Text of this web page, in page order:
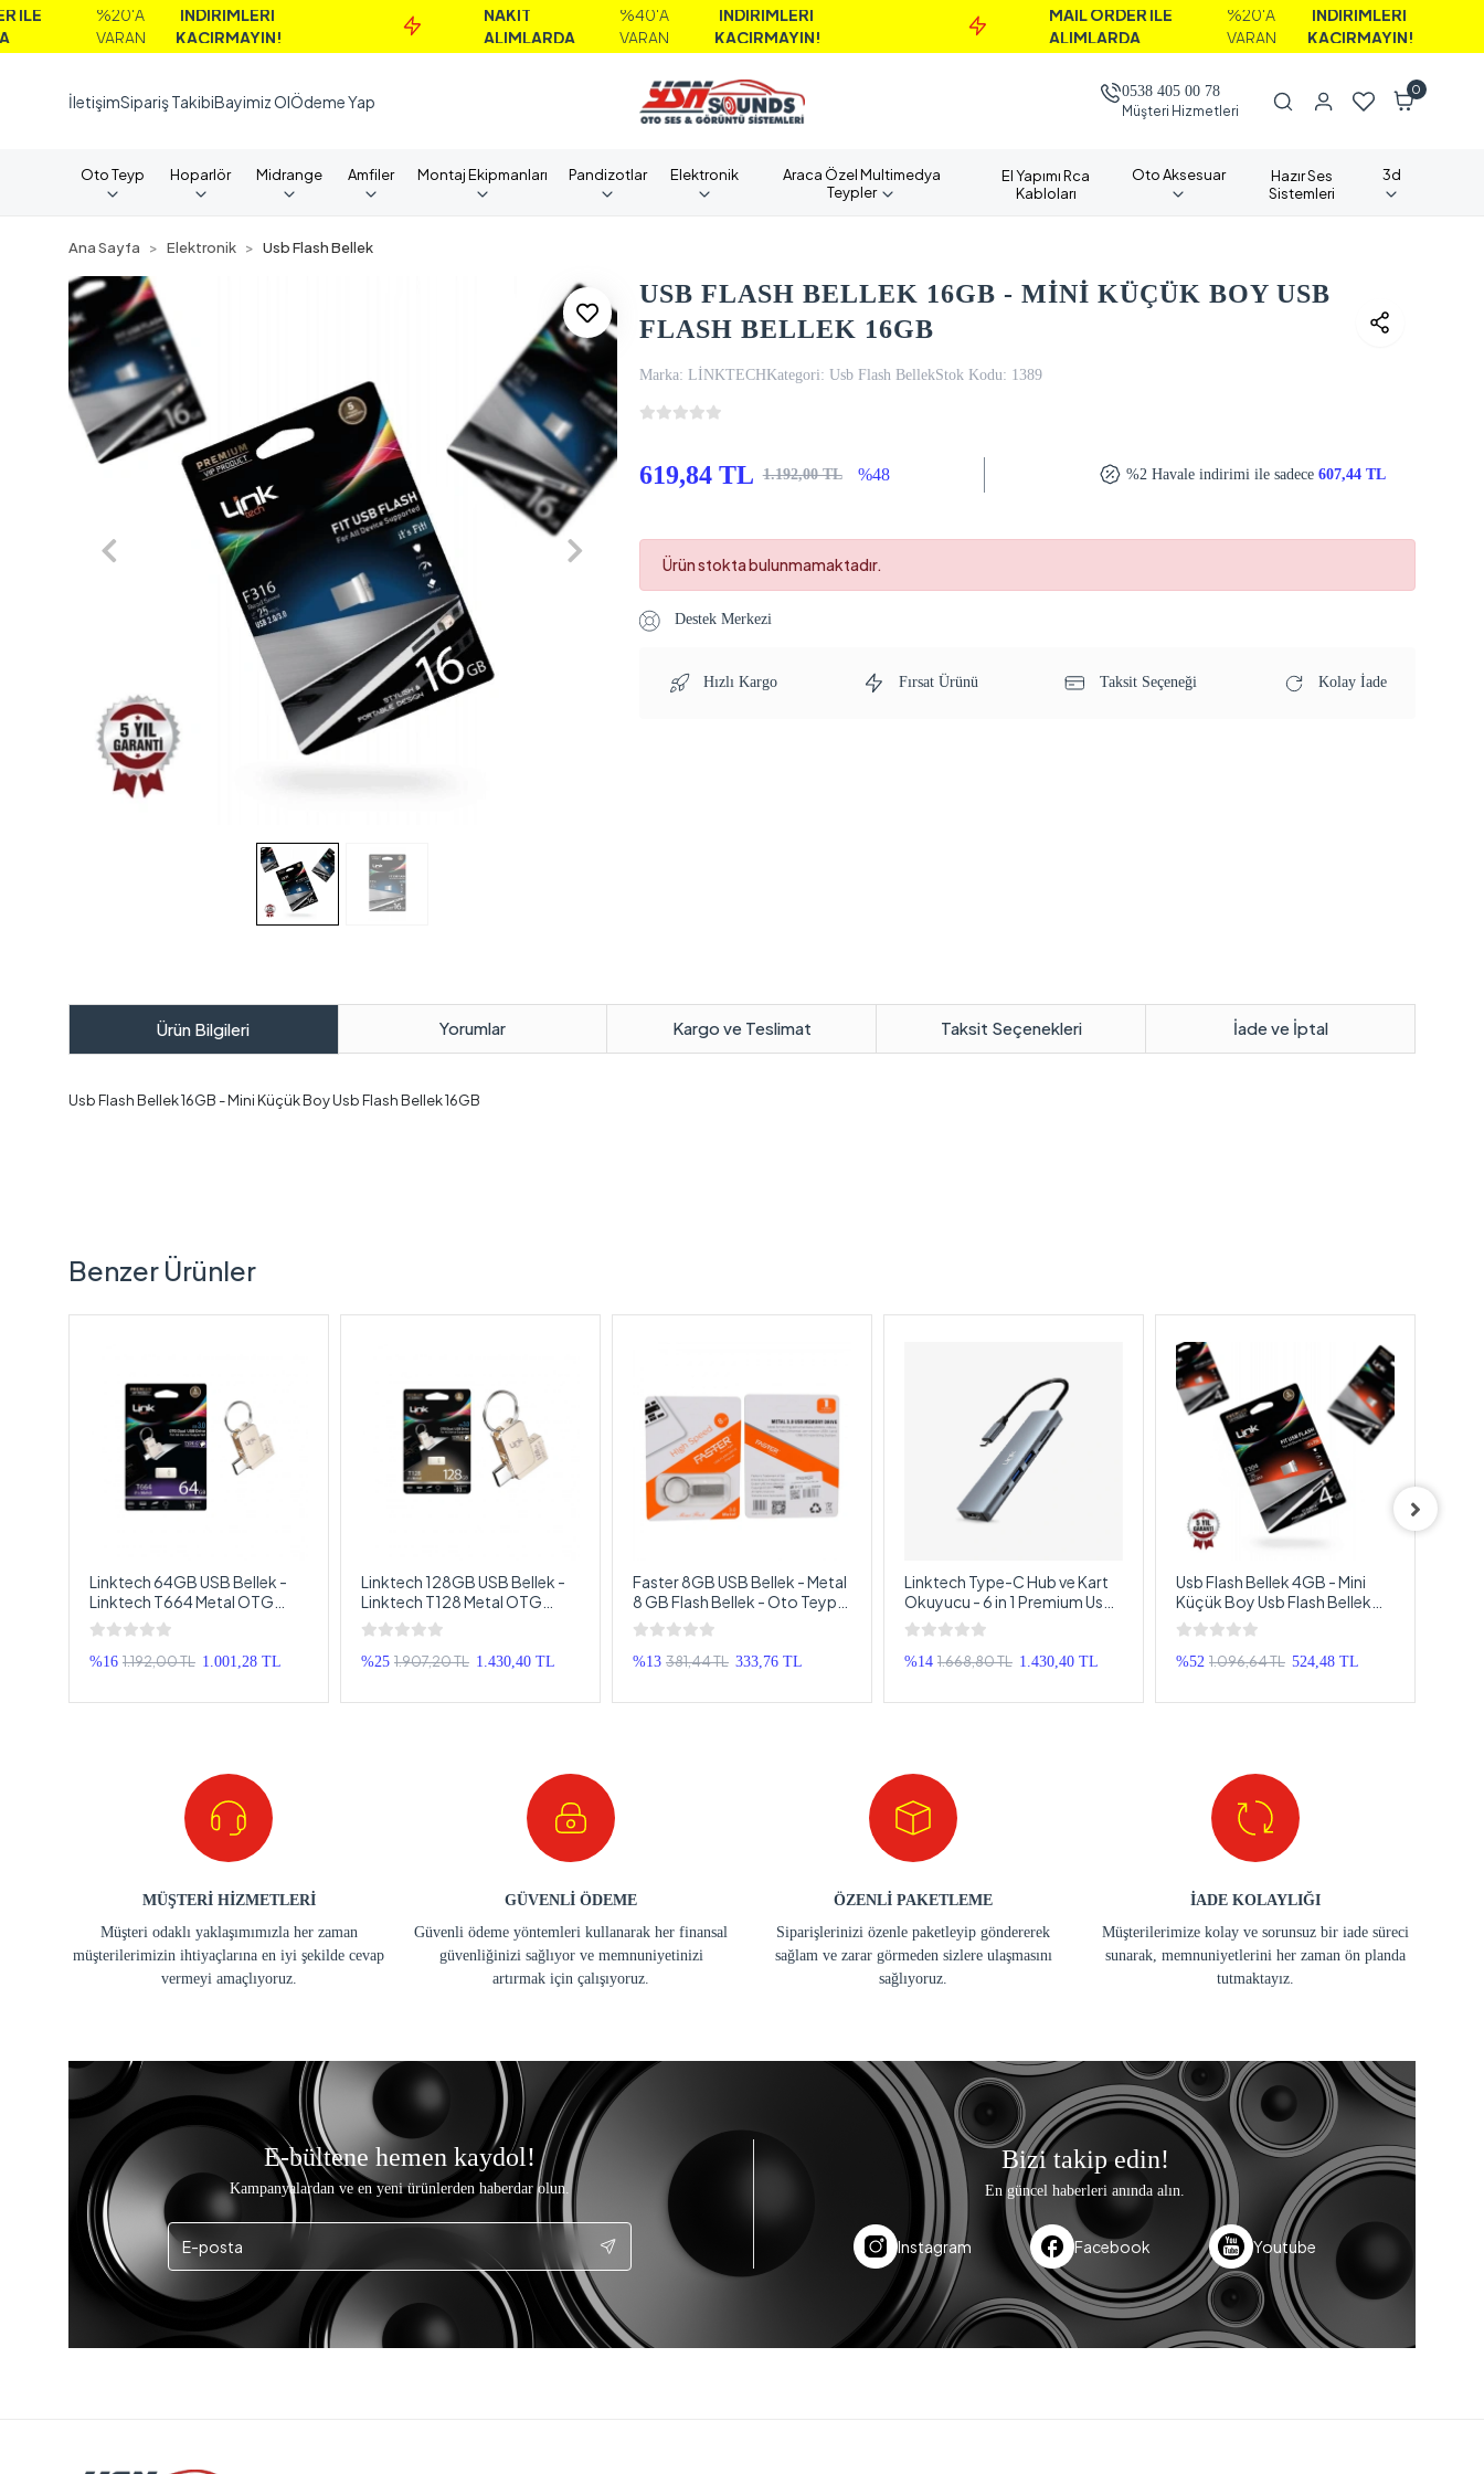
%20'A
İNDİRİMLERİ
KAÇIRMAYIN!
ALIMLARDA
VARAN
İNDİRİMLERİ
KAÇIRMAYIN!
MAİL ORDER İLE
ALIMLARDA
%20'A
İNDİRİMLERİ
KAÇIRMAYIN!
İletişimSipariş TakibiBayimiz OlÖdeme Yap
0538 405 00 78
Müşteri Hizmetleri
0
Oto Teyp Hoparlör Midrange Amfiler Montaj Ekipmanları Pandizotlar Elektronik
Araca Özel Multimedya
Teypler
El Yapımı Rca
Kabloları
Oto Aksesuar
Hazır Ses
Sistemleri
3d
Ana Sayfa Elektronik Usb Flash Bellek
USB FLASH BELLEK 16GB - MİNİ KÜÇÜK BOY USB
FLASH BELLEK 16GB
Marka: LİNKTECHKategori: Usb Flash BellekStok Kodu: 1389
619,84 TL 1.192,00 TL %48 %2 Havale indirimi ile sadece607,44 TL
Ürün stokta bulunmamaktadır.
Destek Merkezi
Hızlı Kargo Fırsat Ürünü Taksit Seçeneği Kolay İade
Ürün Bilgileri Yorumlar Kargo ve Teslimat Taksit Seçenekleri İade ve İptal
Usb Flash Bellek 16GB - Mini Küçük Boy Usb Flash Bellek 16GB
Benzer Ürünler
Linktech 64GB USB Bellek -
Linktech T664 Metal OTG
USB3.1 64 GB Flash Bellek -
OTG Usb Bellek
%16 1.192,00 TL 1.001,28 TL
Linktech 128GB USB Bellek -
Linktech T128 Metal OTG
USB3.1 - 128 GB Flash Bellek -
OTG Usb Bellek
%25 1.907,20 TL 1.430,40 TL
Faster 8GB USB Bellek - Metal
8 GB Flash Bellek - Oto Teyp
Anahtarlıklı Usb Bellek
%13 381,44 TL 333,76 TL
Linktech Type-C Hub ve Kart
Okuyucu - 6 in 1 Premium Usb ,
Hmdi , Hafıza Kartı Çoğaltıcı
%14 1.668,80 TL 1.430,40 TL
Usb Flash Bellek 4GB - Mini
Küçük Boy Usb Flash Bellek
4GB
%52 1.096,64 TL 524,48 TL
MÜŞTERİ HİZMETLERİ
Müşteri odaklı yaklaşımımızla her zaman
müşterilerimizin ihtiyaçlarına en iyi şekilde cevap
vermeyi amaçlıyoruz.
GÜVENLİ ÖDEME
Güvenli ödeme yöntemleri kullanarak her finansal
güvenliğinizi sağlıyor ve memnuniyetinizi
artırmak için çalışıyoruz.
ÖZENLİ PAKETLEME
Siparişlerinizi özenle paketleyip göndererek
sağlam ve zarar görmeden sizlere ulaşmasını
sağlıyoruz.
İADE KOLAYLIĞI
Müşterilerimize kolay ve sorunsuz bir iade süreci
sunarak, memnuniyetlerini her zaman ön planda
tutmaktayız.
E-bültene hemen kaydol!
Kampanyalardan ve en yeni ürünlerden haberdar olun.
Bizi takip edin!
En güncel haberleri anında alın.
Instagram Facebook Youtube